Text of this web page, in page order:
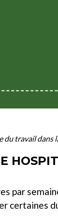
du travail dans
par
certaines